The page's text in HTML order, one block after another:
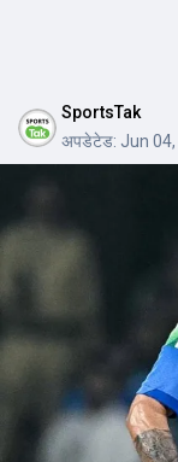
SportsTak
अपडेटेड: Jun